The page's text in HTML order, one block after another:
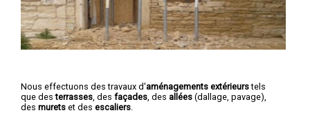
Nous effectuons des travaux d'aménagements extérieurstels
que desterrasses , des façades , des allées (dallage, pavage),
des murets et des escaliers